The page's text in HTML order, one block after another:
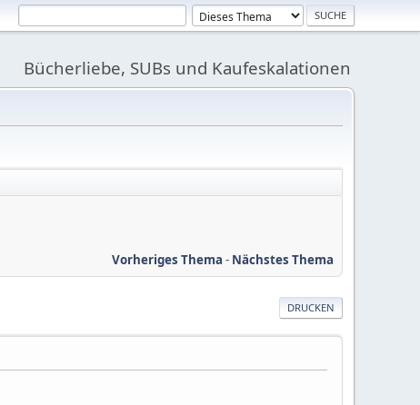
Bücherliebe, SUBs und Kaufeskalationen
Vorheriges Thema - Nächstes Thema
DRUCKEN